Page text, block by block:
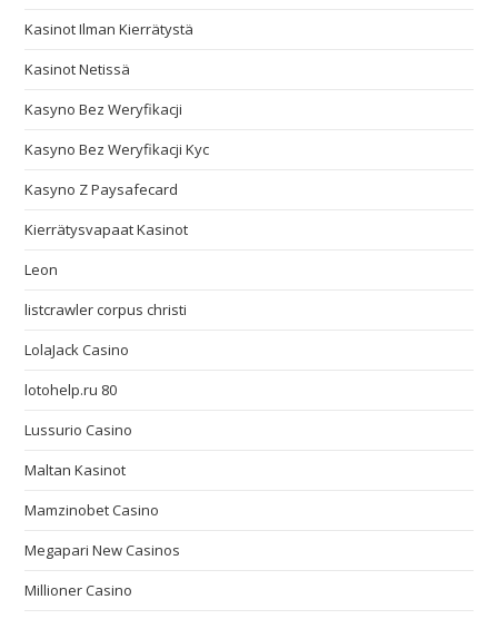
Kasinot Ilman Kierrätystä
Kasinot Netissä
Kasyno Bez Weryfikacji
Kasyno Bez Weryfikacji Kyc
Kasyno Z Paysafecard
Kierrätysvapaat Kasinot
Leon
listcrawler corpus christi
LolaJack Casino
lotohelp.ru 80
Lussurio Casino
Maltan Kasinot
Mamzinobet Casino
Megapari New Casinos
Millioner Casino